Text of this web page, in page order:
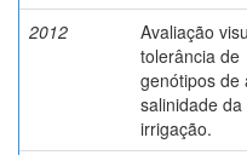
2012
Avaliação
tolerância de
genótipos de
salinidade
irrigação.